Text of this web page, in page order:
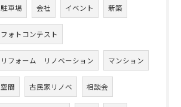
駐車場 会社 イベント 新築
フォトコンテスト
リフォーム リノベーション マンション
空間 古民家リノベ 相談会